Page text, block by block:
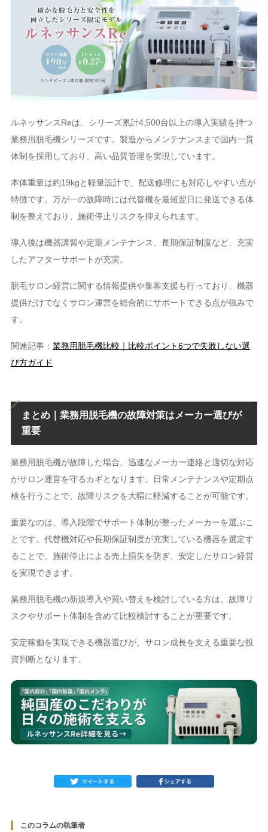
ルネッサンスReは、シリーズ累計4,500台以上の導入実績を持つ
業務用脱毛機シリーズです。製造からメンテナンスまで国内一貫
体制を採用しており、高い品質管理を実現しています。
本体重量は約19kgと軽量設計で、配送修理にも対応しやすい点が
特徴です。万が一の故障時には代替機を最短翌日に発送できる体
制を整えており、施術停止リスクを抑えられます。
導入後は機器講習や定期メンテナンス、長期保証制度など、充実
したアフターサポートが充実。
脱毛サロン経営に関する情報提供や集客支援も行っており、機器
提供だけでなくサロン運営を総合的にサポートできる点が強みで
す。
関連記事： 業務用脱毛機比較｜比較ポイント6つで失敗しない選
び方ガイド
まとめ｜業務用脱毛機の故障対策はメーカー選びが
重要
業務用脱毛機が故障した場合、迅速なメーカー連絡と適切な対応
がサロン運営を守るカギとなります。日常メンテナンスや定期点
検を行うことで、故障リスクを大幅に軽減することが可能です。
重要なのは、導入段階でサポート体制が整ったメーカーを選ぶこ
とです。代替機対応や長期保証制度が充実している機器を選定す
ることで、施術停止による売上損失を防ぎ、安定したサロン経営
を実現できます。
業務用脱毛機の新規導入や買い替えを検討している方は、故障リ
スクやサポート体制を含めて比較検討することが重要です。
安定稼働を実現できる機器選びが、サロン成長を支える重要な投
資判断となります。
このコラムの執筆者